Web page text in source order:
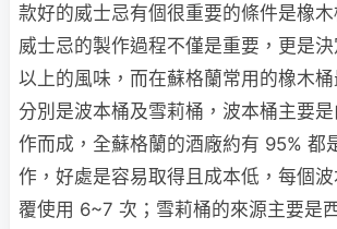
款好的威士忌有個很重要的條件是橡
威士忌的製作過程不僅是重要，更是
以上的風味，而在蘇格蘭常用的橡木桶
分別是波本桶及雪莉桶，波本桶主要
作而成，全蘇格蘭的酒廠約有 95% 都
作，好處是容易取得且成本低，每個
覆使用 6~7 次；雪莉桶的來源主要是